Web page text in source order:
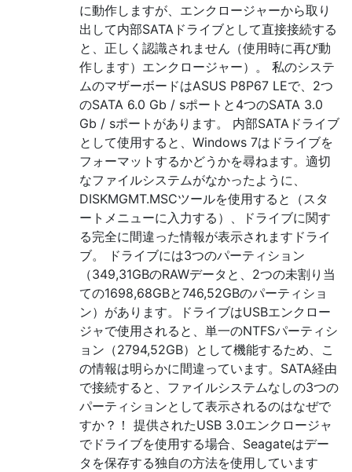
に動作しますが、エンクロージャーから取り
出して内部SATAドライブとして直接接続する
と、正しく認識されません（使用時に再び動
作します）エンクロージャー）。 私のシステ
ムのマザーボードはASUS P8P67 LEで、2つ
のSATA 6.0 Gb / sポートと4つのSATA 3.0
Gb / sポートがあります。 内部SATAドライブ
として使用すると、Windows 7はドライブを
フォーマットするかどうかを尋ねます。適切
なファイルシステムがなかったように、
DISKMGMT.MSCツールを使用すると（スタ
ートメニューに入力する）、ドライブに関す
る完全に間違った情報が表示されますドライ
ブ。 ドライブには3つのパーティション
（349,31GBのRAWデータと、2つの未割り当
ての1698,68GBと746,52GBのパーティショ
ン）があります。ドライブはUSBエンクロー
ジャで使用されると、単一のNTFSパーティシ
ョン（2794,52GB）として機能するため、こ
の情報は明らかに間違っています。SATA経由
で接続すると、ファイルシステムなしの3つの
パーティションとして表示されるのはなぜで
すか？！ 提供されたUSB 3.0エンクロージャ
でドライブを使用する場合、Seagateはデー
タを保存する独自の方法を使用しています